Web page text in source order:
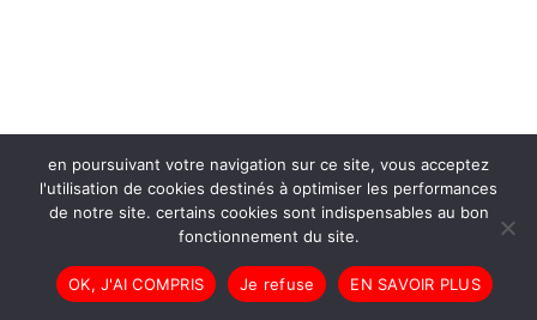
en poursuivant votre navigation sur ce site, vous acceptez
l'utilisation de cookies destinés à optimiser les performances
de notre site. certains cookies sont indispensables au bon
fonctionnement du site.
OK, J'AI COMPRIS Je refuse EN SAVOIR PLUS